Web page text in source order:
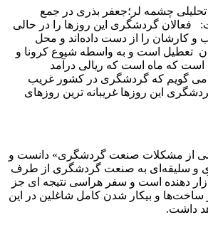
چشمه لر؛جعفر بذری در جمع
فعالان گردشگری این روزها را در حالی
کارشان را از دست داده‌اند و محل
تعطیل است و به واسطه شیوع کرونا و
وضعیت بد اقتصادی ۱۵ است که ماه است که ریالی درآمد
می گویم که گردشگری در کشور غریب
این روزها غریبانه ترین روزهای
از مشکلات صنعت گردشگری» دانست و
و سلیقه‌ای به صنعت گردشگری از طرف
دهنده است و سفر هراسی نتیجه ای جز
ساخت‌ها و بیکار شدن کامل شاغلین در این
داشت.